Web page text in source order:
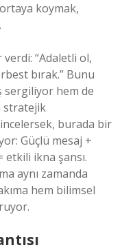
ortaya koymak,
“Adaletli ol,
bırak.” Bunu
hem de
stratejik
burada bir
Güçlü mesaj +
etkili ikna şansı.
aynı zamanda
hem bilimsel